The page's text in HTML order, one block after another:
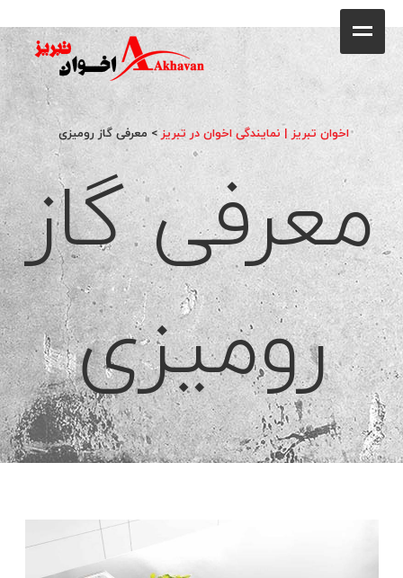
فروشگاه
محصولات
جشنواره فروش ویژه
کاتالوگ
گالری
وبلاگ
تماس با ما
اخوان تبریز | نمایندگی اخوان در تبریز> معرفی گاز رومیزی
معرفی گاز
رومیزی